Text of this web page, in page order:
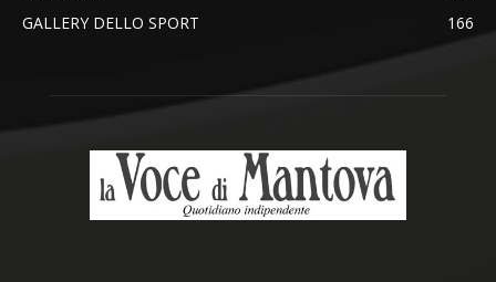
GALLERY DELLO SPORT
166